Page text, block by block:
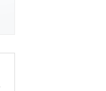
sociaux !